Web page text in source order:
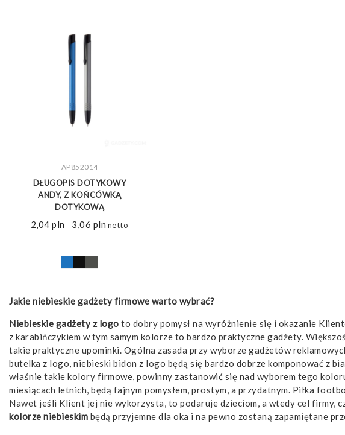
ZOBACZ WIĘCEJ
AP852014
DŁUGOPIS DOTYKOWY
ANDY, Z KOŃCÓWKĄ
DOTYKOWĄ
2,04pln – 3,06 pln Zakres
netto
Jakie niebieskie gadżety firmowe warto wybrać?
Niebieskie gadżety z logo to dobry pomysł na wyróżnienie się i okazanie
z karabińczykiem w tym samym kolorze to bardzo praktyczne gadżety.
takie praktyczne upominki. Ogólna zasada przy wyborze gadżetów
butelka z logo, niebieski bidon z logo będą się bardzo dobrze komponować z
właśnie takie kolory firmowe, powinny zastanowić się nad wyborem tego
miesiącach letnich, będą fajnym pomysłem, prostym, a przydatnym. Piłka
Nawet jeśli Klient jej nie wykorzysta, to podaruje dzieciom, a wtedy cel firmy,
kolorze niebieskim będą przyjemne dla oka i na pewno zostaną zapamiętane